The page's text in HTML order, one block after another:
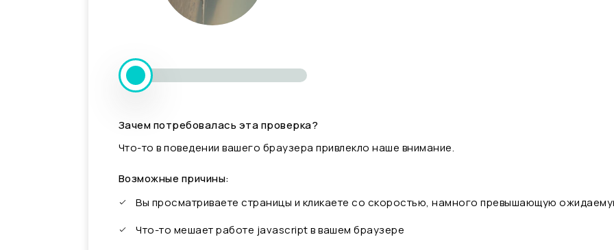
Зачем потребовалась эта проверка?
Что-то в поведении вашего браузера привлекло наше внимание.
Возможные причины:
Вы просматриваете страницы и кликаете со скоростью, намного превышающую
Что-то мешает работе javascript в вашем браузере